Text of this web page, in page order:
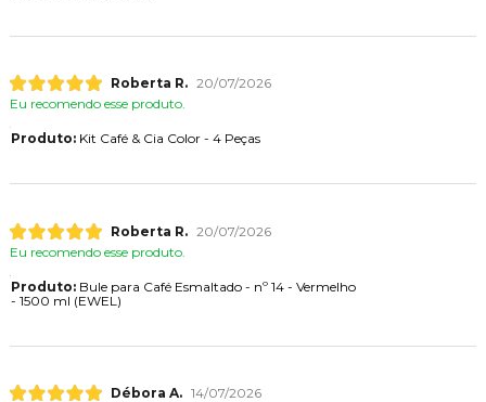
Roberta R. 20/07/2026
Eu recomendo esse produto.
Produto:Kit Café & Cia Color - 4 Peças
Roberta R. 20/07/2026
Eu recomendo esse produto.
Produto:Bule para Café Esmaltado - nº 14 - Vermelho
- 1500 ml (EWEL)
Débora A. 14/07/2026